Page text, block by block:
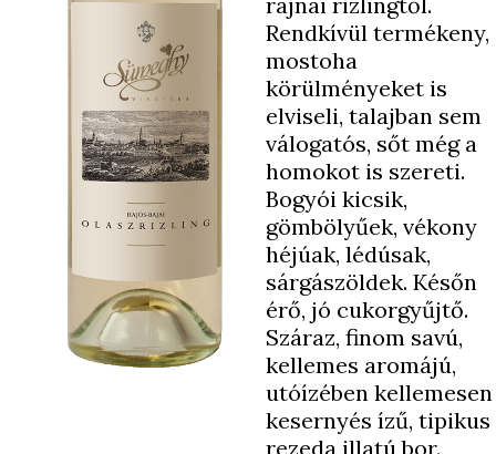
Rendkívül termékeny,
mostoha
körülményeket is
elviseli, talajban sem
válogatós, sőt még a
homokot is szereti.
Bogyói kicsik,
gömbölyűek, vékony
héjúak, lédúsak,
sárgászöldek. Későn
érő, jó cukorgyűjtő.
Száraz, finom savú,
kellemes aromájú,
utóízében kellemesen
kesernyés ízű, tipikus
rezeda illatú bor.